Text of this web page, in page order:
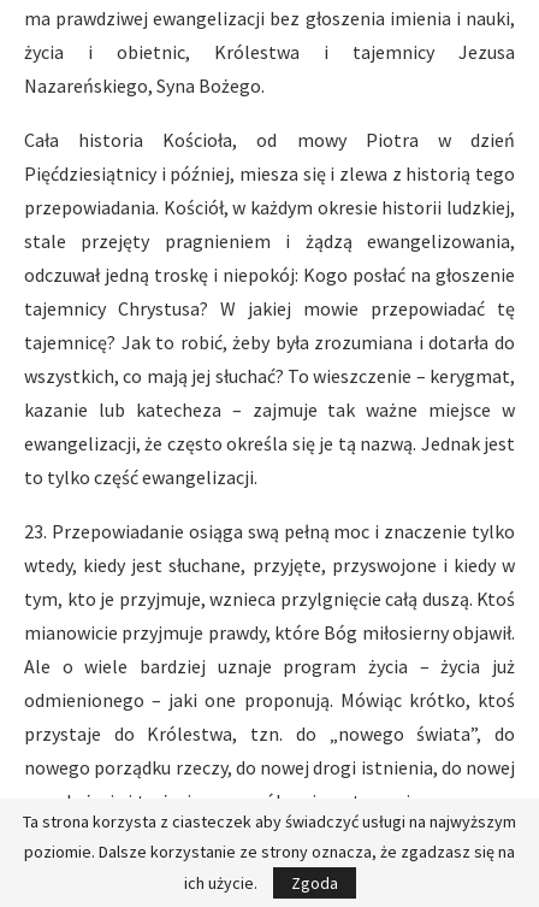
ma prawdziwej ewangelizacji bez głoszenia imienia i nauki,
życia i obietnic, Królestwa i tajemnicy Jezusa
Nazareńskiego, Syna Bożego.
Cała historia Kościoła, od mowy Piotra w dzień
Pięćdziesiątnicy i później, miesza się i zlewa z historią tego
przepowiadania. Kościół, w każdym okresie historii ludzkiej,
stale przejęty pragnieniem i żądzą ewangelizowania,
odczuwał jedną troskę i niepokój: Kogo posłać na głoszenie
tajemnicy Chrystusa? W jakiej mowie przepowiadać tę
tajemnicę? Jak to robić, żeby była zrozumiana i dotarła do
wszystkich, co mają jej słuchać? To wieszczenie – kerygmat,
kazanie lub katecheza – zajmuje tak ważne miejsce w
ewangelizacji, że często określa się je tą nazwą. Jednak jest
to tylko część ewangelizacji.
23. Przepowiadanie osiąga swą pełną moc i znaczenie tylko
wtedy, kiedy jest słuchane, przyjęte, przyswojone i kiedy w
tym, kto je przyjmuje, wznieca przylgnięcie całą duszą. Ktoś
mianowicie przyjmuje prawdy, które Bóg miłosierny objawił.
Ale o wiele bardziej uznaje program życia – życia już
odmienionego – jaki one proponują. Mówiąc krótko, ktoś
przystaje do Królestwa, tzn. do „nowego świata”, do
nowego porządku rzeczy, do nowej drogi istnienia, do nowej
zasady życia i to życia we wspólnocie, ustanowionego przez
Ewangelię. Takie przystanie, którego nie można oderwać od
konkretów życia, ujawnia się w rzeczy samej przez
Ta strona korzysta z ciasteczek aby świadczyć usługi na najwyższym
poziomie. Dalsze korzystanie ze strony oznacza, że zgadzasz się na
ich użycie.
Zgoda